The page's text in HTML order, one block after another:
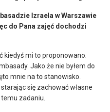
Izraela w Warszawie
do Pana zajęć dochodzi
kiedyś mi to proponowano.
Jako że nie byłem do
mnie na to stanowisko.
się zachować własne
zadaniu.